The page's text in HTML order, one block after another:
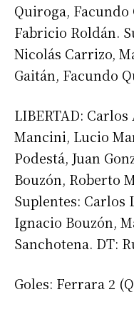
Quiroga,
Fabricio Roldán.
Nicolás Carrizo,
Gaitán, Facundo
LIBERTAD:
Mancini, Lucio
Podestá, Juan
Bouzón, Roberto
Suplentes: Carlos
Ignacio Bouzón,
Sanchotena. DT:
Goles: Ferrara 2